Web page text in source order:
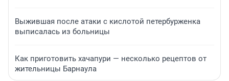
Выжившая после атаки с кислотой петербурженка
выписалась из больницы
Как приготовить хачапури — несколько рецептов от
жительницы Барнаула